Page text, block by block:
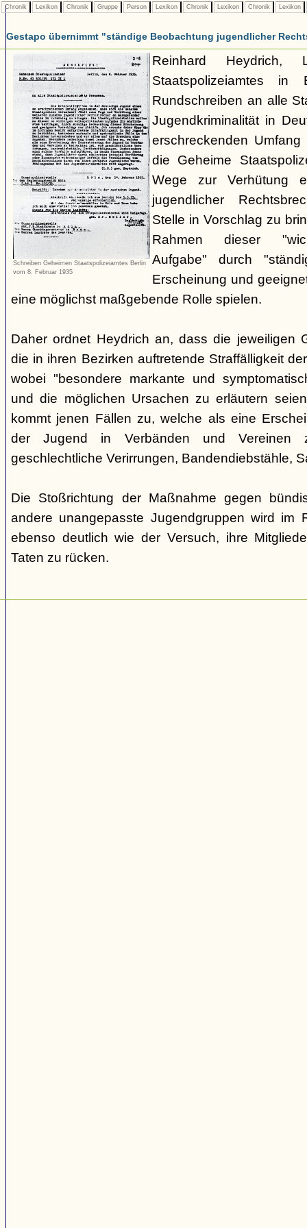
Chronik Lexikon Chronik Gruppe Person Lexikon Chronik Lexikon Chronik Lexikon
Gestapo übernimmt "ständige Beobachtung jugendlicher
Schreiben Geheimen Staatspolizeiamtes Berlin
vom 8. Februar 1935
Reinhard Heydrich,
Staatspolizeiamtes
Rundschreiben an alle
Jugendkriminalität in
erschreckenden
die Geheime
Wege zur Verhütung
jugendlicher
Stelle in Vorschlag zu
Rahmen dieser
Aufgabe" durch
Erscheinung und
eine möglichst maßgebende Rolle spielen.
Daher ordnet Heydrich an, dass die jeweiligen
die in ihren Bezirken auftretende Straffälligkeit
wobei "besondere markante und
und die möglichen Ursachen zu erläutern
kommt jenen Fällen zu, welche als eine
der Jugend in Verbänden und Vereinen
geschlechtliche Verirrungen, Bandendiebstähle,
Die Stoßrichtung der Maßnahme gegen
andere unangepasste Jugendgruppen wird im
ebenso deutlich wie der Versuch, ihre
Taten zu rücken.